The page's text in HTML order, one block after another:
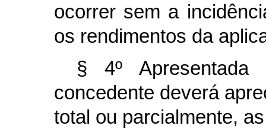
ocorrer sem a
os rendimentos da
§ 4º
concedente deverá
total ou parcialmente,